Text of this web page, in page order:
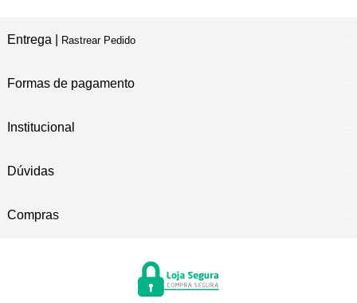
Entrega | Rastrear Pedido
Formas de pagamento
Institucional
Dúvidas
Compras